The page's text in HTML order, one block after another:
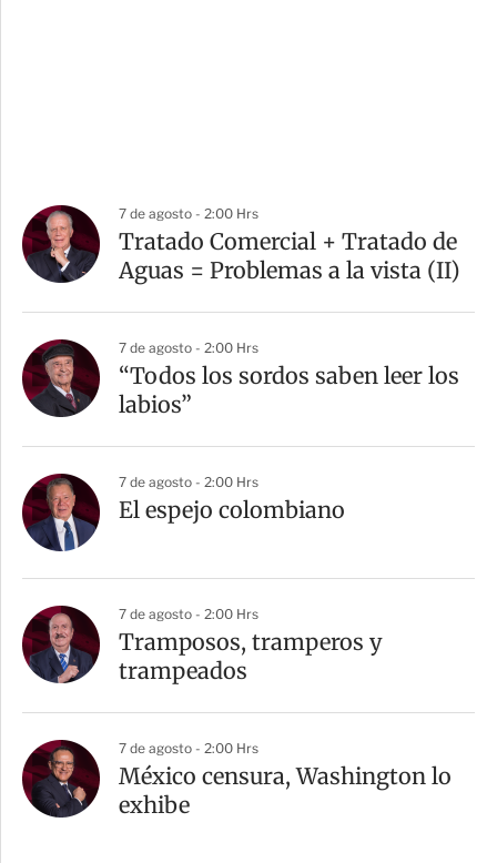
7 de agosto - 2:00 Hrs
Tratado Comercial + Tratado de
Aguas = Problemas a la vista (II)
7 de agosto - 2:00 Hrs
“Todos los sordos saben leer los
labios”
7 de agosto - 2:00 Hrs
El espejo colombiano
7 de agosto - 2:00 Hrs
Tramposos, tramperos y
trampeados
7 de agosto - 2:00 Hrs
México censura, Washington lo
exhibe